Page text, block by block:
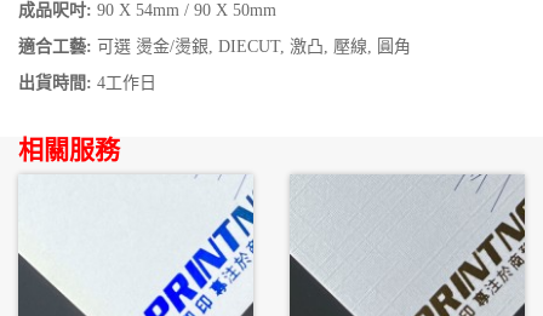
成品呎吋: 90 X 54mm / 90 X 50mm
適合工藝: 可選 燙金/燙銀, DIECUT, 激凸, 壓線, 圓角
出貨時間: 4工作日
相關服務